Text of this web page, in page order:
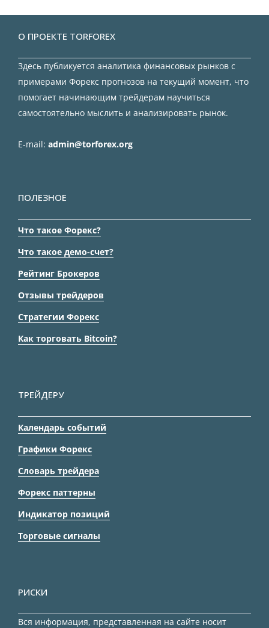
О ПРОЕКТЕ TORFOREX
Здесь публикуется аналитика финансовых рынков с
примерами Форекс прогнозов на текущий момент, что
помогает начинающим трейдерам научиться
самостоятельно мыслить и анализировать рынок.
E-mail: admin@torforex.org
ПОЛЕЗНОЕ
Что такое Форекс?
Что такое демо-счет?
Рейтинг Брокеров
Отзывы трейдеров
Стратегии Форекс
Как торговать Bitcoin?
ТРЕЙДЕРУ
Календарь событий
Графики Форекс
Словарь трейдера
Форекс паттерны
Индикатор позиций
Торговые сигналы
РИСКИ
Вся информация, представленная на сайте носит